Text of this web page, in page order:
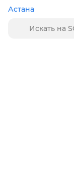
Астана